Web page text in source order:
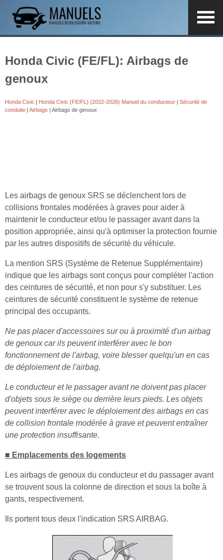
Honda Civic (FE/FL): Airbags de
genoux
Honda Civic | Honda Civic (FE/FL) (2022-2026) Manuel du conducteur | Sécurité de
conduite | Airbags | Airbags de genoux
Les airbags de genoux SRS se déclenchent lors de
collisions frontales modérées à graves pour aider à
maintenir le conducteur et/ou le passager avant dans la
position appropriée, ainsi qu'à optimiser la protection fournie
par les autres dispositifs de sécurité du véhicule.
La mention SRS (Système de Retenue Supplémentaire)
indique que les airbags sont conçus pour compléter l'action
des ceintures de sécurité, et non pour s'y substituer. Les
ceintures de sécurité constituent le système de retenue
principal des occupants.
Ne pas placer d'accessoires sur ou à proximité d'un airbag
de genoux car ils peuvent interférer avec le bon
fonctionnement de l'airbag, voire blesser quelqu'un en cas
de déploiement de l'airbag.
Le conducteur et le passager avant ne doivent pas placer
d'objets sous le siège ou derrière leurs pieds. Les objets
peuvent interférer avec le déploiement des airbags en cas
de collision frontale modérée à grave et peuvent entraîner
une protection insuffisante.
■ Emplacements des logements
Les airbags de genoux du conducteur et du passager avant
se trouvent sous la colonne de direction et sous la boîte à
gants, respectivement.
Ils portent tous deux l'indication SRS AIRBAG.